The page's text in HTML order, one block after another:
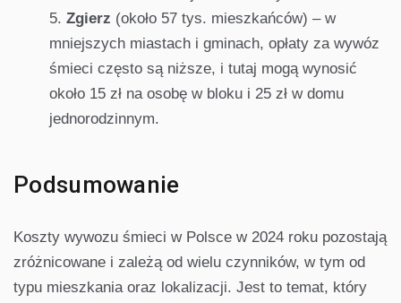
Zgierz (około 57 tys. mieszkańców) – w
mniejszych miastach i gminach, opłaty za wywóz
śmieci często są niższe, i tutaj mogą wynosić
około 15 zł na osobę w bloku i 25 zł w domu
jednorodzinnym.
Podsumowanie
Koszty wywozu śmieci w Polsce w 2024 roku pozostają
zróżnicowane i zależą od wielu czynników, w tym od
typu mieszkania oraz lokalizacji. Jest to temat, który